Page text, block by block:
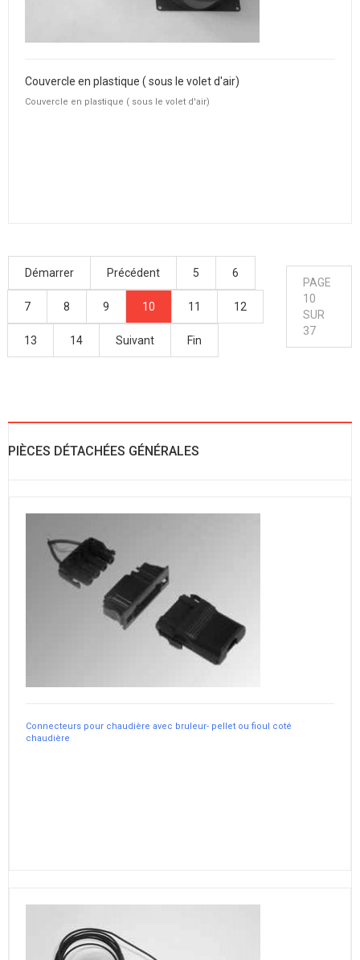
Couvercle en plastique ( sous le volet d'air)
Couvercle en plastique ( sous le volet d'air)
Démarrer Précédent 5 6
7 8 9 10 11 12
13 14 Suivant Fin
PAGE
10
SUR
37
PIÈCES DÉTACHÉES GÉNÉRALES
Connecteurs pour chaudière avec bruleur- pellet ou fioul coté
chaudière